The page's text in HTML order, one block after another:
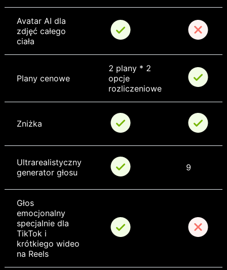
Avatar AI dla
zdjęć całego
ciała
Plany cenowe
2 plany * 2
opcje
rozliczeniowe
Zniżka
Ultrarealistyczny
generator głosu
9
Głos
emocjonalny
specjalnie dla
TikTok i
krótkiego wideo
na Reels